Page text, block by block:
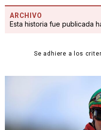
ARCHIVO
Esta historia fue publicada
Se adhiere a los